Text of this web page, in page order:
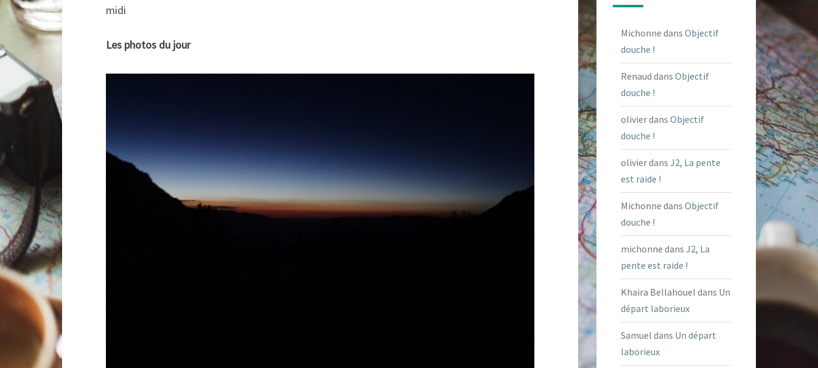
midi
Les photos du jour
Michonne dans Objectif
douche !
Renaud dans Objectif
douche !
olivierdans Objectif
douche !
olivierdans J2, La pente
est raide !
Michonne dans Objectif
douche !
michonne dans J2, La
pente est raide !
Khaira Bellahouel dans Un
départ laborieux
Samuel dans Un départ
laborieux